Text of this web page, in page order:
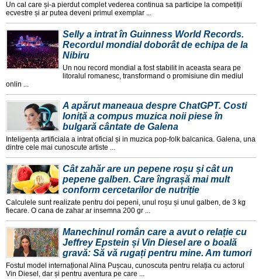
Un cal care și-a pierdut complet vederea continua sa participe la competiții
ecvestre și ar putea deveni primul exemplar ...
Selly a intrat în Guinness World Records.
Recordul mondial doborât de echipa de la
Nibiru
Un nou record mondial a fost stabilit in aceasta seara pe
litoralul romanesc, transformand o promisiune din mediul
onlin ...
A apărut maneaua despre ChatGPT. Costi
Ioniță a compus muzica noii piese în
bulgară cântate de Galena
Inteligența artificiala a intrat oficial și in muzica pop-folk balcanica. Galena, una
dintre cele mai cunoscute artiste ...
Cât zahăr are un pepene roșu și cât un
pepene galben. Care îngrașă mai mult
conform cercetarilor de nutriție
Calculele sunt realizate pentru doi pepeni, unul roșu și unul galben, de 3 kg
fiecare. O cana de zahar ar insemna 200 gr ...
Manechinul român care a avut o relație cu
Jeffrey Epstein și Vin Diesel are o boală
gravă: Să vă rugați pentru mine. Am tumori
Fostul model internațional Alina Pușcau, cunoscuta pentru relația cu actorul
Vin Diesel, dar și pentru aventura pe care ...